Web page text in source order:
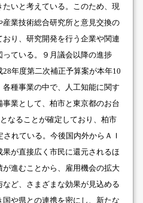
いと考えている。このため、現
業技術総合研究所と意見交換の
り、研究開発を行う企業や関連
ている。９月議会以降の進捗
年度第二次補正予算案が本年10
種事業の中で、人工知能に関す
業として、柏市と東京都のお台
なることが確定しており、柏市
れている。今後国内外からＡＩ
が直接広く市民に還元されるほ
進むことから、雇用機会の拡大
ど、さまざまな効果が見込める
や県との連携を密にし、新たな